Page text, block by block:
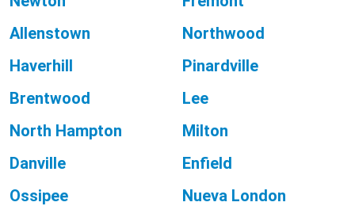
Allenstown
Northwood
Haverhill
Pinardville
Brentwood
Lee
North Hampton
Milton
Danville
Enfield
Ossipee
Nueva London